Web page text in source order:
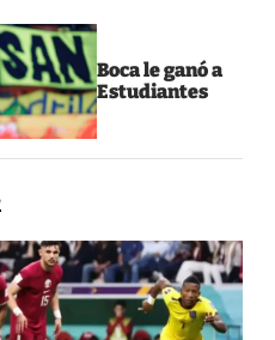
Boca le ganó a
Estudiantes